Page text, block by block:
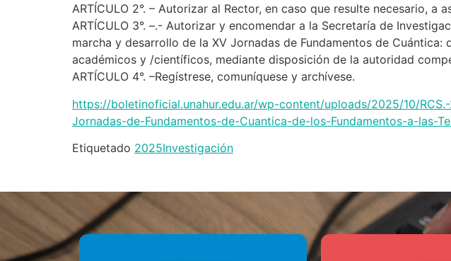
ARTÍCULO 2°. – Autorizar al Rector, en caso que resulte necesario,
ARTÍCULO 3°. –.- Autorizar y encomendar a la Secretaría de
marcha y desarrollo de la XV Jornadas de Fundamentos de
académicos y /científicos, mediante disposición de la autoridad
ARTÍCULO 4°. –Regístrese, comuníquese y archívese.
https://boletinoficial.unahur.edu.ar/wp-content/uploads/2025/10/
Jornadas-de-Fundamentos-de-Cuantica-de-los-Fundamentos-a-las-
Etiquetado 2025Investigación